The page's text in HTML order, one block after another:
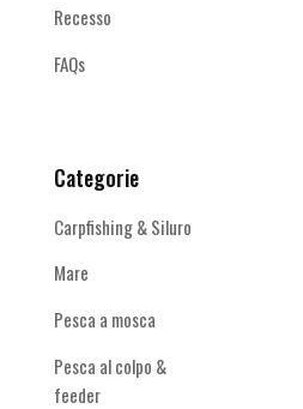
Recesso
FAQs
Categorie
Carpfishing & Siluro
Mare
Pesca a mosca
Pesca al colpo &
feeder